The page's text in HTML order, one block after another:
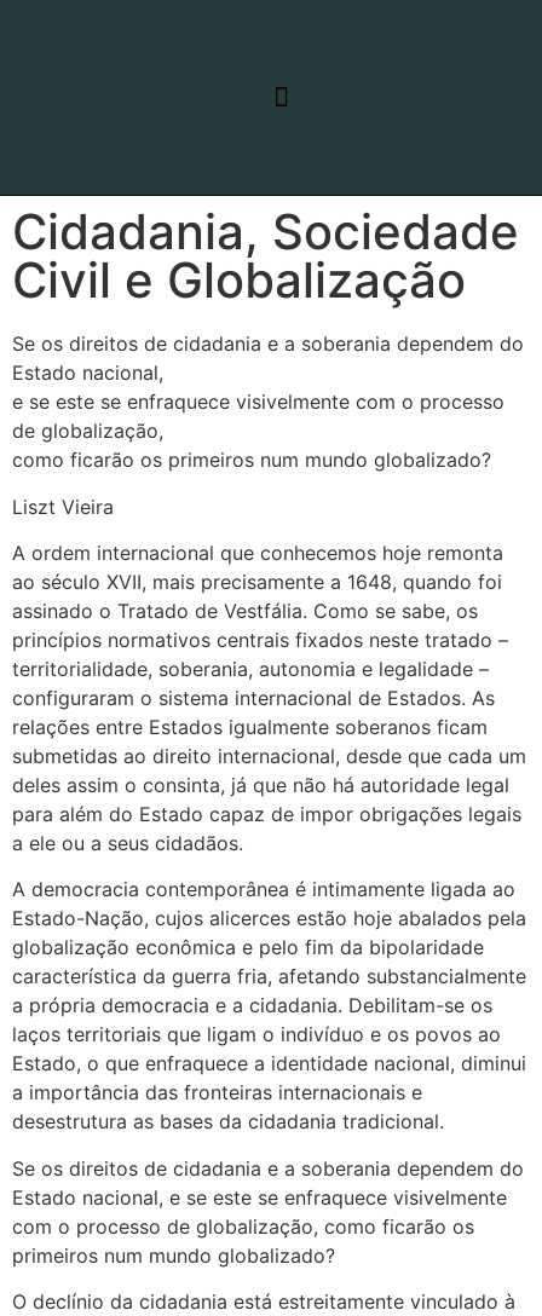
Cidadania, Sociedade
Civil e Globalização
Se os direitos de cidadania e a soberania dependem do
Estado nacional,
e se este se enfraquece visivelmente com o processo
de globalização,
como ficarão os primeiros num mundo globalizado?
Liszt Vieira
A ordem internacional que conhecemos hoje remonta
ao século XVII, mais precisamente a 1648, quando foi
assinado o Tratado de Vestfália. Como se sabe, os
princípios normativos centrais fixados neste tratado –
territorialidade, soberania, autonomia e legalidade –
configuraram o sistema internacional de Estados. As
relações entre Estados igualmente soberanos ficam
submetidas ao direito internacional, desde que cada um
deles assim o consinta, já que não há autoridade legal
para além do Estado capaz de impor obrigações legais
a ele ou a seus cidadãos.
A democracia contemporânea é intimamente ligada ao
Estado-Nação, cujos alicerces estão hoje abalados pela
globalização econômica e pelo fim da bipolaridade
característica da guerra fria, afetando substancialmente
a própria democracia e a cidadania. Debilitam-se os
laços territoriais que ligam o indivíduo e os povos ao
Estado, o que enfraquece a identidade nacional, diminui
a importância das fronteiras internacionais e
desestrutura as bases da cidadania tradicional.
Se os direitos de cidadania e a soberania dependem do
Estado nacional, e se este se enfraquece visivelmente
com o processo de globalização, como ficarão os
primeiros num mundo globalizado?
O declínio da cidadania está estreitamente vinculado à